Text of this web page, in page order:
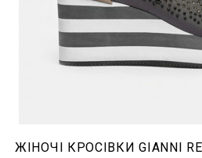
ЖІНОЧІ КРОСІВКИ GIANNI